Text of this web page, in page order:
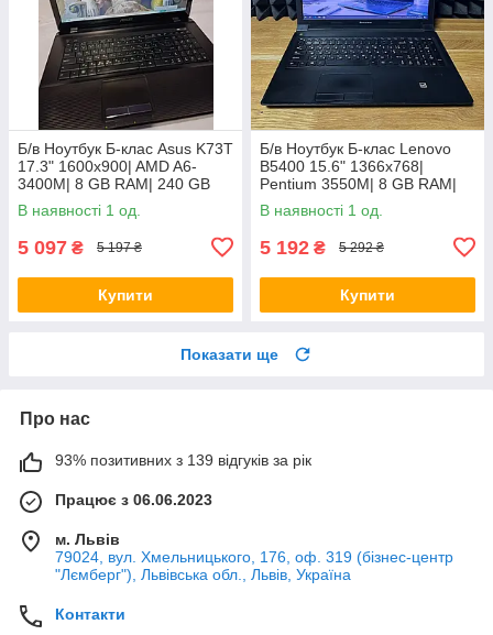
Б/в Ноутбук Б-клас Asus K73T
17.3" 1600x900| AMD A6-
3400M| 8 GB RAM| 240 GB
SSD + 500 GB HDD| Radeon
HD 6520G
В наявності 1 од.
5 097 ₴ 5 197 ₴
Купити
Б/в Ноутбук Б-клас Lenovo
B5400 15.6" 1366x768|
Pentium 3550M| 8 GB RAM|
128 GB SSD| HD
В наявності 1 од.
5 192 ₴ 5 292 ₴
Купити
Показати ще
Про нас
93% позитивних з 139 відгуків за рік
Працює з 06.06.2023
м. Львів
79024, вул. Хмельницького, 176, оф. 319 (бізнес-центр
"Лємберг"), Львівська обл., Львів, Україна
Контакти